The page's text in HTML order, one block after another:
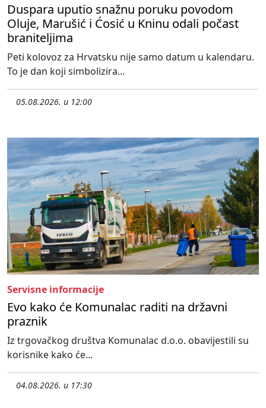
Duspara uputio snažnu poruku povodom
Oluje, Marušić i Ćosić u Kninu odali počast
braniteljima
Peti kolovoz za Hrvatsku nije samo datum u kalendaru.
To je dan koji simbolizira...
05.08.2026. u 12:00
Servisne informacije
Evo kako će Komunalac raditi na državni
praznik
Iz trgovačkog društva Komunalac d.o.o. obavijestili su
korisnike kako će...
04.08.2026. u 17:30